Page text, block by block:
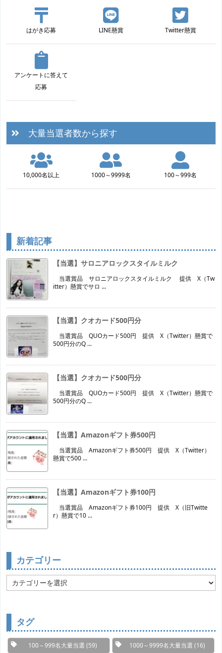
はがき応募 LINE懸賞 Twitter懸賞
アンケートに答えて
応募
大量当選者数から探す
10,000名以上 1000～9999名 100～999名
新着記事
【当選】サロニアロックスタイルミルク
当選賞品 サロニアロックスタイルミルク 提供 X（Tw
itter）懸賞でサロ ...
【当選】クオカード500円分
当選賞品 QUOカード500円 提供 X（Twitter）懸賞で
500円分のQ ...
【当選】クオカード500円分
当選賞品 QUOカード500円 提供 X（Twitter）懸賞で
500円分のQ ...
【当選】Amazonギフト券500円
当選賞品 Amazonギフト券500円 提供 X（Twitter）
懸賞で500 ...
【当選】Amazonギフト券100円
当選賞品 Amazonギフト券100円 提供 X（旧Twitte
r）懸賞で10 ...
カテゴリー
テ
タグ
100～999名大量当選 (59) 1000～9999名大量当選 (16)